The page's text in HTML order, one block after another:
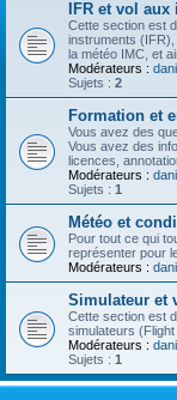
IFR et vol
Cette section est
instruments
la météo IMC, et
Modérateurs :
Sujets : 2
Formation et
Vous avez des
Vous avez des
licences,
Modérateurs :
Sujets : 1
Météo et
Pour tout ce qui
représenter pour
Modérateurs :
Simulateur et
Cette section est
simulateurs (Flight
Modérateurs :
Sujets : 1